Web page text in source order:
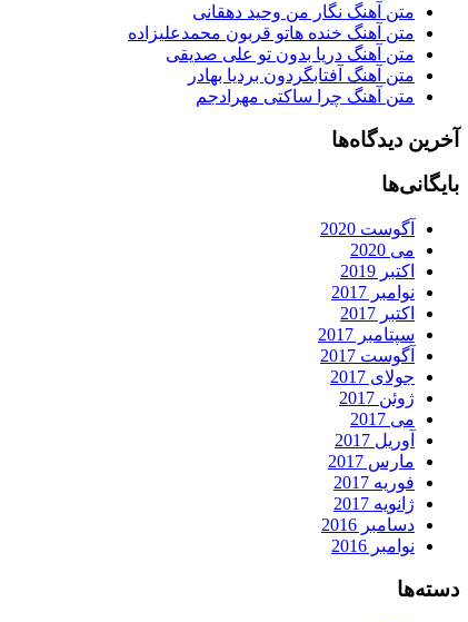
متن آهنگ نگار من وحید دهقانی
متن آهنگ خنده هاتو قربون محمدعلیزاده
متن آهنگ دریا بدون تو علی صدیقی
متن آهنگ آفتابگردون بردیا بهادر
متن آهنگ چرا ساکتی مهرادجم
آخرین دیدگاه‌ها
بایگانی‌ها
آگوست 2020
می 2020
اکتبر 2019
نوامبر 2017
اکتبر 2017
سپتامبر 2017
آگوست 2017
جولای 2017
ژوئن 2017
می 2017
آوریل 2017
مارس 2017
فوریه 2017
ژانویه 2017
دسامبر 2016
نوامبر 2016
دسته‌ها